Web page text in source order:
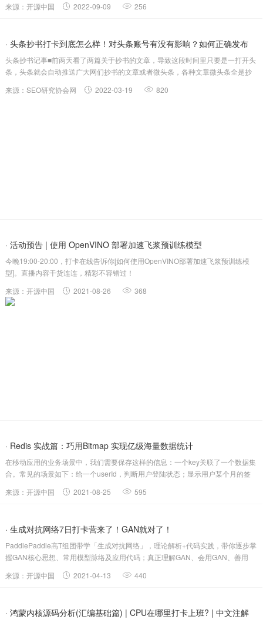
态，80+个技术专题演讲向开发者全面在线开放。你可以...
来源：开源中国 2022-09-09 256
· 头条抄书打卡到底怎么样！对头条账号有没有影响？如何正确发布
呢...
头条抄书记事■前两天看了两篇关于抄书的文章，导致这段时间里只要是一打开头
条，头条就会自动推送广大网们抄书的文章或者微头条，各种文章微头条全是抄
也为很多创作小白提供了很好赚取收益的机会，而且相比做其他的，抄书其实很
来源：SEO研究协会网 2022-03-19 820
· 活动预告 | 使用 OpenVINO 部署加速飞浆预训练模型
今晚19:00-20:00，打卡在线告诉你[如何使用OpenVINO部署加速飞浆预训练模
型]。直播内容干货连连，精彩不容错过！
来源：开源中国
2021-08-26 368
· Redis 实战篇：巧用Bitmap 实现亿级海量数据统计
在移动应用的业务场景中，我们需要保存这样的信息：一个key关联了一个数据集
合。常见的场景如下：给一个userId，判断用户登陆状态；显示用户某个月的签
户总数；通常情况下，我们面临的用户数量以及访问量都是巨大的，比如...
来源：开源中国 2021-08-25 595
· 生成对抗网络7日打卡营来了！GAN就对了！
PaddlePaddle高T组团带学「生成对抗网络」，理论解析+代码实践，带你逐步掌
握GAN核心思想、常用模型脉络及应用代码；真正理解GAN、会用GAN、善用
｜4月15日～4月22日课程官方群（看直播、交流学习）：搜索群号.....
来源：开源中国 2021-04-13 440
· 鸿蒙内核源码分析(汇编基础篇) | CPU在哪里打卡上班? | 中文注解